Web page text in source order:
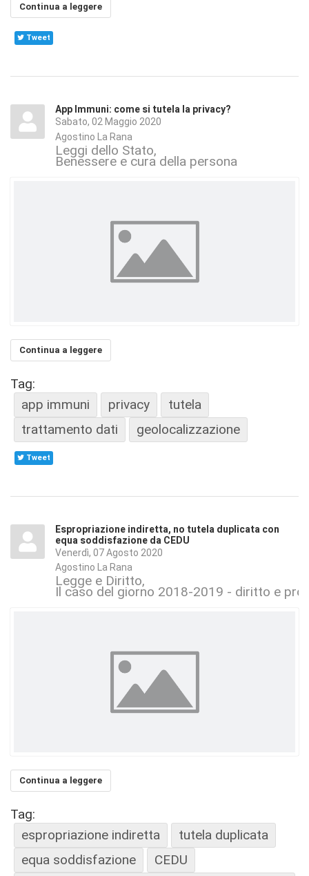
Continua a leggere
Tweet
App Immuni: come si tutela la privacy?
Sabato, 02 Maggio 2020
Agostino La Rana
Leggi dello Stato
Benessere e cura della persona
Continua a leggere
Tag:
app immuni
privacy
tutela
trattamento dati
geolocalizzazione
Tweet
Espropriazione indiretta, no tutela duplicata con
equa soddisfazione da CEDU
Venerdì, 07 Agosto 2020
Agostino La Rana
Legge e Diritto
Il caso del giorno 2018-2019 - diritto e
Continua a leggere
Tag:
espropriazione indiretta
tutela duplicata
equa soddisfazione
CEDU